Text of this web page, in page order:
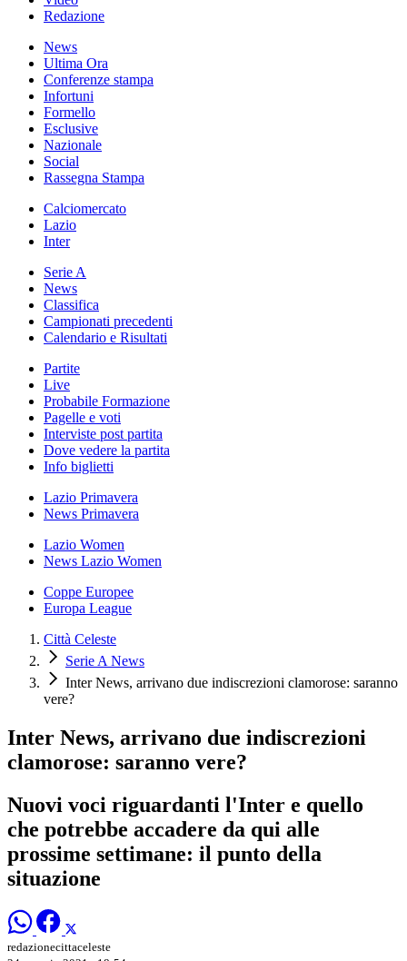
Redazione
News
Ultima Ora
Conferenze stampa
Infortuni
Formello
Esclusive
Nazionale
Social
Rassegna Stampa
Calciomercato
Lazio
Inter
Serie A
News
Classifica
Campionati precedenti
Calendario e Risultati
Partite
Live
Probabile Formazione
Pagelle e voti
Interviste post partita
Dove vedere la partita
Info biglietti
Lazio Primavera
News Primavera
Lazio Women
News Lazio Women
Coppe Europee
Europa League
Città Celeste
Serie A News
Inter News, arrivano due indiscrezioni clamorose: saranno
vere?
Inter News, arrivano due indiscrezioni
clamorose: saranno vere?
Nuovi voci riguardanti l'Inter e quello
che potrebbe accadere da qui alle
prossime settimane: il punto della
situazione
redazionecittaceleste